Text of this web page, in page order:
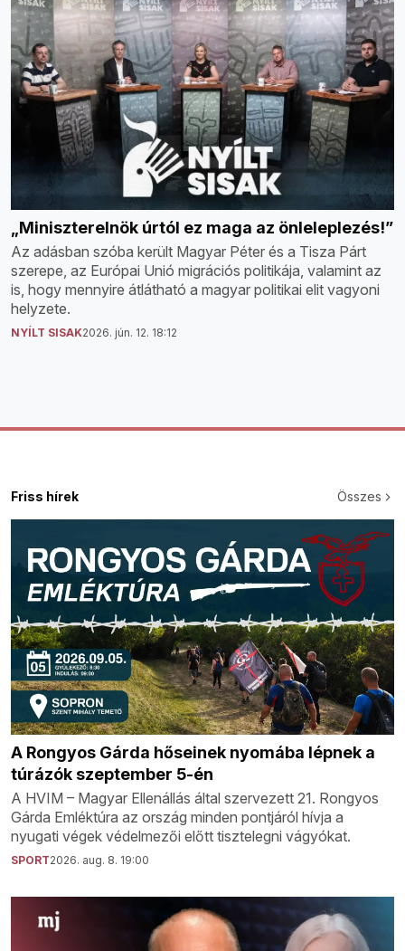
„Miniszterelnök úrtól ez maga az önleleplezés!”
Az adásban szóba került Magyar Péter és a Tisza Párt
szerepe, az Európai Unió migrációs politikája, valamint az
is, hogy mennyire átlátható a magyar politikai elit vagyoni
helyzete.
NYÍLT SISAK2026. jún. 12. 18:12
Friss hírek Összes
A Rongyos Gárda hőseinek nyomába lépnek a
túrázók szeptember 5-én
A HVIM – Magyar Ellenállás által szervezett 21. Rongyos
Gárda Emléktúra az ország minden pontjáról hívja a
nyugati végek védelmezői előtt tisztelegni vágyókat.
SPORT2026. aug. 8. 19:00